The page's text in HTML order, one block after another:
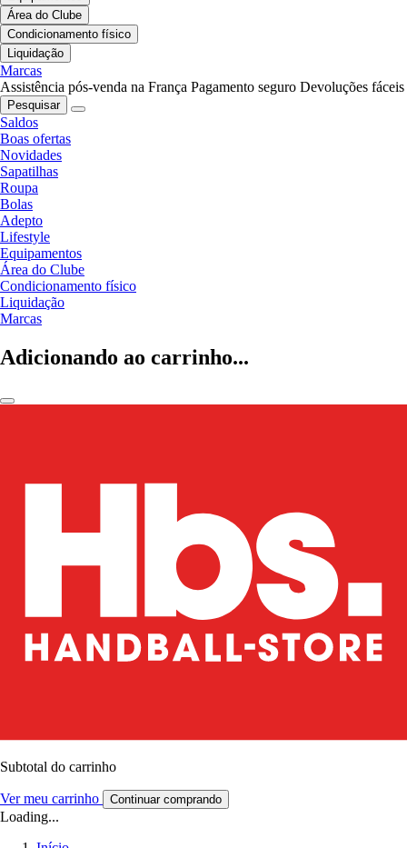
Área do Clube
Condicionamento físico
Liquidação
Marcas
Assistência pós-venda na França Pagamento seguro Devoluções fáceis
Pesquisar
Saldos
Boas ofertas
Novidades
Sapatilhas
Roupa
Bolas
Adepto
Lifestyle
Equipamentos
Área do Clube
Condicionamento físico
Liquidação
Marcas
Adicionando ao carrinho...
Subtotal do carrinho
Ver meu carrinho Continuar comprando
Loading...